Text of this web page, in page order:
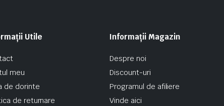
Utile
meu
de dorinte
de returnare
Informații Magazin
Despre noi
Discount-uri
Programul de afiliere
Vinde aici